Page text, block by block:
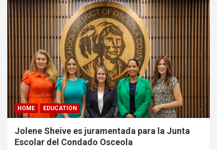
HOME EDUCATION
Jolene Sheive es juramentada para la Junta
Escolar del Condado Osceola